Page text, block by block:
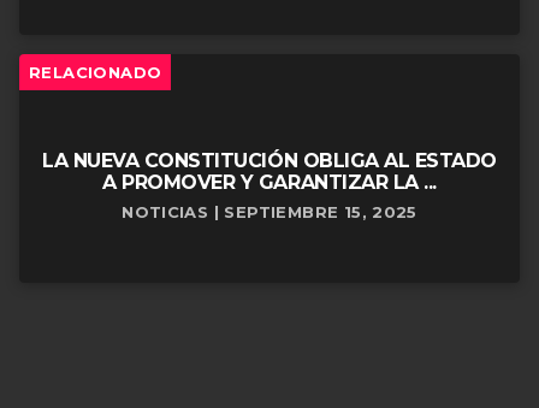
RELACIONADO
LA NUEVA CONSTITUCIÓN OBLIGA AL ESTADO
A PROMOVER Y GARANTIZAR LA ...
NOTICIAS | SEPTIEMBRE 15, 2025